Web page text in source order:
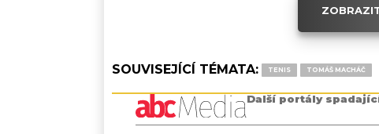
SOUVISEJÍCÍ TÉMATA: TENIS TOMÁŠ MACHÁČ
Další portály